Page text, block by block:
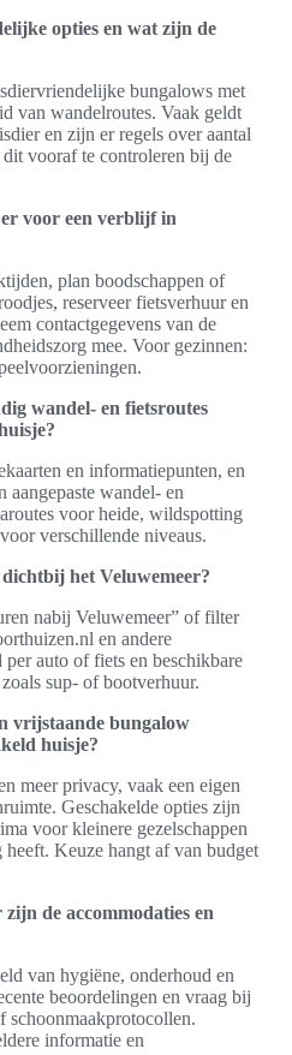
opties en wat zijn de
bungalows met
van wandelroutes. Vaak geldt
en zijn er regels over aantal
vooraf te controleren bij de
voor een verblijf in
plan boodschappen of
reserveer fietsverhuur en
contactgegevens van de
mee. Voor gezinnen:
wandel- en fietsroutes
en informatiepunten, en
wandel- en
voor heide, wildspotting
verschillende niveaus.
het Veluwemeer?
nabij Veluwemeer” of filter
en andere
auto of fiets en beschikbare
sup- of bootverhuur.
vrijstaande bungalow
huisje?
meer privacy, vaak een eigen
Geschakelde opties zijn
voor kleinere gezelschappen
Keuze hangt af van budget
de accommodaties en
van hygiëne, onderhoud en
beoordelingen en vraag bij
informatie en